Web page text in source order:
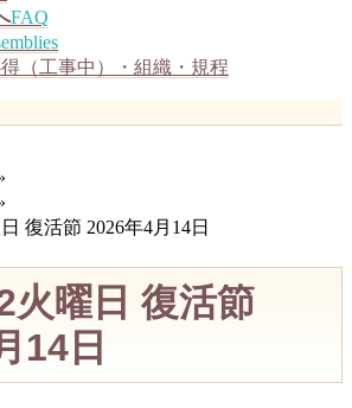
FAQ
（工事中）・組織・規程
復活節 2026年4月14日
火曜日 復活節
14日